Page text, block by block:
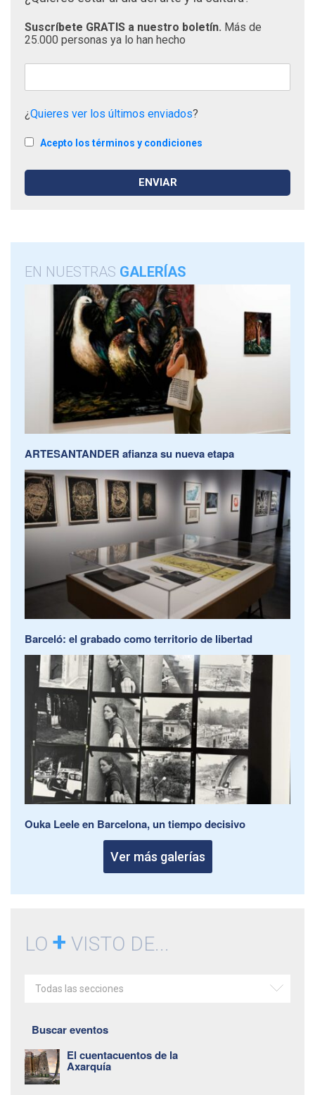
Suscríbete GRATIS a nuestro boletín. Más de
25.000 personas ya lo han hecho
¿Quieres ver los últimos enviados?
Acepto los términos y condiciones
EN NUESTRAS GALERÍAS
ARTESANTANDER afianza su nueva etapa
Barceló: el grabado como territorio de libertad
Ouka Leele en Barcelona, un tiempo decisivo
Ver más galerías
LO + VISTO DE...
Todas las secciones
Buscar eventos
El cuentacuentos de la
Axarquía